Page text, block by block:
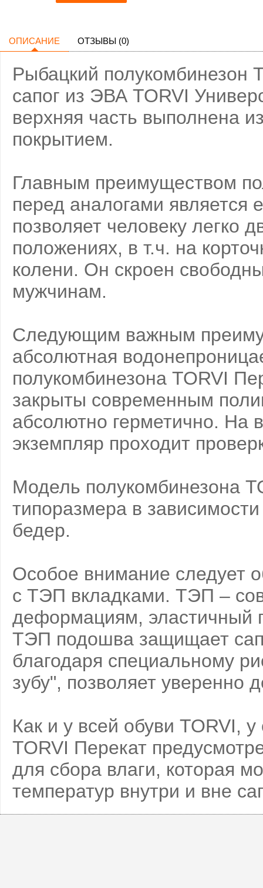
ОПИСАНИЕ ОТЗЫВЫ (0)
Рыбацкий полукомбинезон
сапог из ЭВА TORVI
верхняя часть выполнена
покрытием.
Главным преимуществом
перед аналогами является
позволяет человеку легко
положениях, в т.ч. на
колени. Он скроен
мужчинам.
Следующим важным
абсолютная
полукомбинезона TORVI
закрыты современным
абсолютно герметично. На
экземпляр проходит
Модель полукомбинезона
типоразмера в
бедер.
Особое внимание следует
с ТЭП вкладками. ТЭП –
деформациям, эластичный
ТЭП подошва защищает
благодаря специальному
зубу", позволяет уверенно
Как и у всей обуви TORVI,
TORVI Перекат
для сбора влаги, которая
температур внутри и вне